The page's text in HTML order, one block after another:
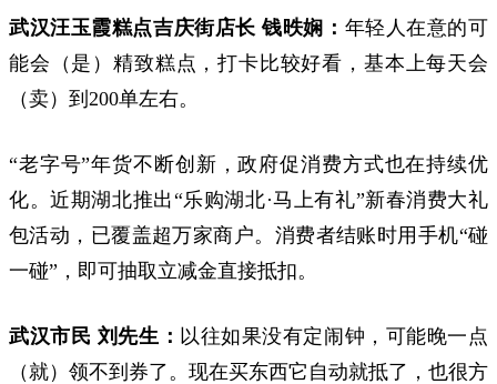
武汉汪玉霞糕点吉庆街店长 钱昳娴： 年轻人在意的可
能会（是）精致糕点，打卡比较好看，基本上每天会
（卖）到200单左右。
“老字号”年货不断创新，政府促消费方式也在持续优
化。近期湖北推出“乐购湖北·马上有礼”新春消费大礼
包活动，已覆盖超万家商户。消费者结账时用手机“碰
一碰”，即可抽取立减金直接抵扣。
武汉市民 刘先生： 以往如果没有定闹钟，可能晚一点
（就）领不到券了。现在买东西它自动就抵了，也很方